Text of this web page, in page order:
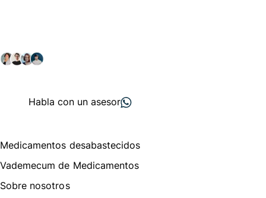
Habla con un asesor
Medicamentos desabastecidos
Vademecum de Medicamentos
Sobre nosotros